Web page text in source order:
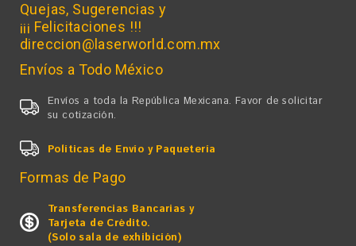
Quejas, Sugerencias y
¡¡¡ Felicitaciones !!!
direccion@laserworld.com.mx
Envíos a Todo México
Envíos a toda la República Mexicana. Favor de solicitar
su cotización.
Políticas de Envío y Paquetería
Formas de Pago
Transferencias Bancarias y
Tarjeta de Crédito.
(Solo sala de exhibición)